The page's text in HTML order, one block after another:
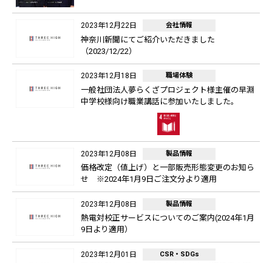
2023年12月22日 会社情報
神奈川新聞にてご紹介いただきました
（2023/12/22）
2023年12月18日 職場体験
一般社団法人夢らくざプロジェクト様主催の早淵
中学校様向け職業講話に参加いたしました。
2023年12月08日 製品情報
価格改定（値上げ）と一部販売形態変更のお知ら
せ ※2024年1月9日ご注文分より適用
2023年12月08日 製品情報
熱電対校正サービスについてのご案内(2024年1月
9日より適用）
2023年12月01日 CSR・SDGs